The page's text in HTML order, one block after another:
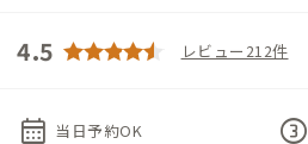
4.5 レビュー212件
calendar_month 当日予約OK counter_3